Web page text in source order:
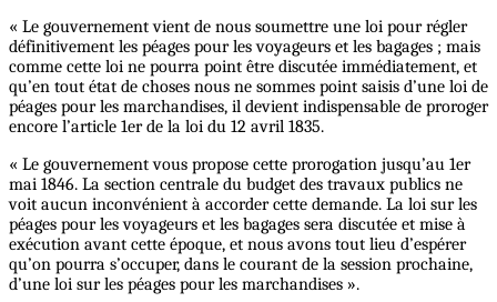
« Le gouvernement vient de nous soumettre une loi pour régler
définitivement les péages pour les voyageurs et les bagages ; mais
comme cette loi ne pourra point être discutée immédiatement, et
qu’en tout état de choses nous ne sommes point saisis d’une loi de
péages pour les marchandises, il devient indispensable de proroger
encore l’article 1er de la loi du 12 avril 1835.
« Le gouvernement vous propose cette prorogation jusqu’au 1er
mai 1846. La section centrale du budget des travaux publics ne
voit aucun inconvénient à accorder cette demande. La loi sur les
péages pour les voyageurs et les bagages sera discutée et mise à
exécution avant cette époque, et nous avons tout lieu d’espérer
qu’on pourra s’occuper, dans le courant de la session prochaine,
d’une loi sur les péages pour les marchandises ».